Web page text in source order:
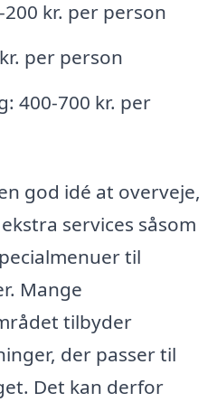
kr. per person
per person
400-700 kr. per
god idé at overveje,
services såsom
til
Mange
tilbyder
der passer til
Det kan derfor